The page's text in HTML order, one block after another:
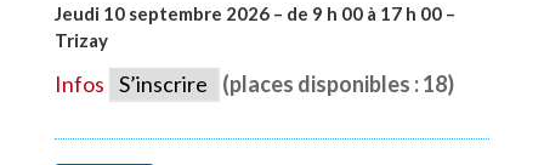
Jeudi 10 septembre 2026 – de 9 h 00 à 17 h 00 –
Trizay
Infos S’inscrire (places disponibles : 18)